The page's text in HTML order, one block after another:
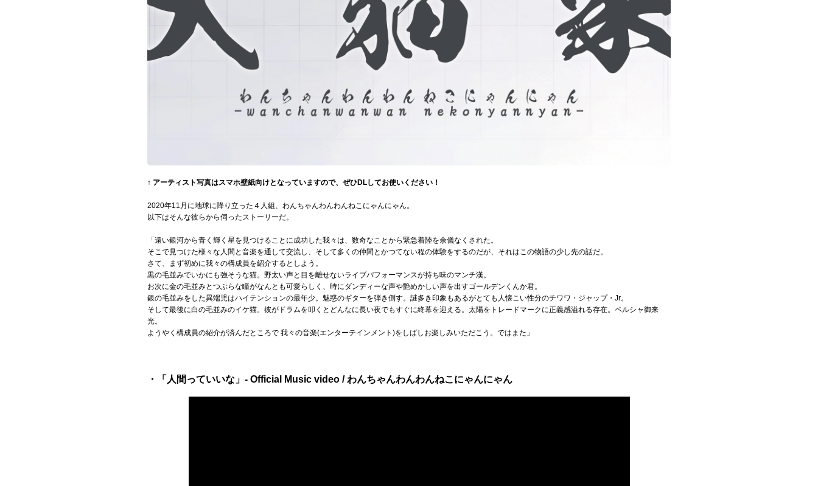
↑ アーティスト写真はスマホ壁紙向けとなっていますので、ぜひDLしてお使いください！
2020年11月に地球に降り立った４人組、わんちゃんわんわんねこにゃんにゃん。
以下はそんな彼らから伺ったストーリーだ。
「遠い銀河から青く輝く星を見つけることに成功した我々は、数奇なことから緊急着陸を余儀なくされた。
そこで見つけた様々な人間と音楽を通して交流し、そして多くの仲間とかつてない程の体験をするのだが、それはこの物語の少し先の話だ。
さて、まず初めに我々の構成員を紹介するとしよう。
黒の毛並みでいかにも強そうな猫。野太い声と目を離せないライブパフォーマンスが持ち味のマンチ漢。
お次に金の毛並みとつぶらな瞳がなんとも可愛らしく、時にダンディーな声や艶めかしい声を出すゴールデンくんか君。
銀の毛並みをした異端児はハイテンションの最年少。魅惑のギターを弾き倒す。謎多き印象もあるがとても人懐こい性分のチワワ・ジャップ・Jr。
そして最後に白の毛並みのイケ猫。彼がドラムを叩くとどんなに長い夜でもすぐに終幕を迎える。太陽をトレードマークに正義感溢れる存在。ペルシャ御来
光。
ようやく構成員の紹介が済んだところで 我々の音楽(エンターテインメント)をしばしお楽しみいただこう。ではまた」
・「人間っていいな」- Official Music video / わんちゃんわんわんねこにゃんにゃん